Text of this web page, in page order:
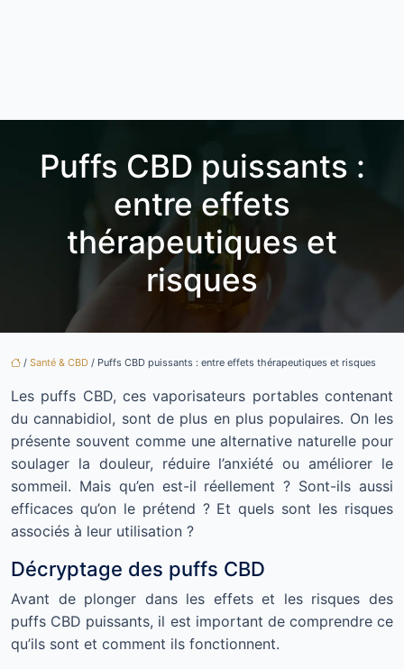
Puffs CBD puissants :
entre effets
thérapeutiques et
risques
/ Santé & CBD / Puffs CBD puissants : entre effets thérapeutiques et risques
Les puffs CBD, ces vaporisateurs portables contenant
du cannabidiol, sont de plus en plus populaires. On les
présente souvent comme une alternative naturelle pour
soulager la douleur, réduire l’anxiété ou améliorer le
sommeil. Mais qu’en est-il réellement ? Sont-ils aussi
efficaces qu’on le prétend ? Et quels sont les risques
associés à leur utilisation ?
Décryptage des puffs CBD
Avant de plonger dans les effets et les risques des
puffs CBD puissants, il est important de comprendre ce
qu’ils sont et comment ils fonctionnent.